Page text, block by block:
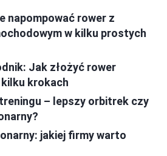
napompować rower z
w kilku prostych
Jak złożyć rower
krokach
– lepszy orbitrek czy
jakiej firmy warto